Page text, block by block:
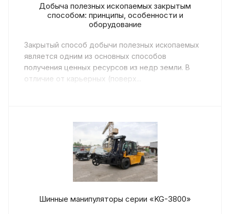
Добыча полезных ископаемых закрытым
способом: принципы, особенности и
оборудование
Закрытый способ добычи полезных ископаемых
является одним из основных способов
получения ценных ресурсов из недр земли. В
отличие от карьерных (поверх...
Шинные манипуляторы серии «KG-3800»